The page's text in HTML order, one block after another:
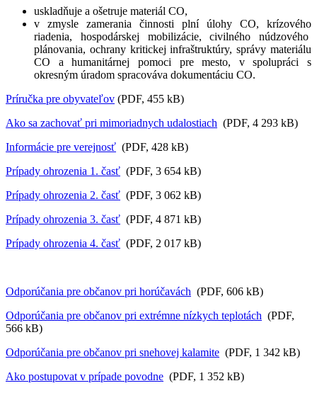
uskladňuje a ošetruje materiál CO,
v zmysle zamerania činnosti plní úlohy CO, krízového
riadenia, hospodárskej mobilizácie, civilného núdzového
plánovania, ochrany kritickej infraštruktúry, správy materiálu
CO a humanitárnej pomoci pre mesto, v spolupráci s
okresným úradom spracováva dokumentáciu CO.
Príručka pre obyvateľov (PDF, 455 kB)
Ako sa zachovať pri mimoriadnych udalostiach (PDF, 4 293 kB)
Informácie pre verejnosť (PDF, 428 kB)
Prípady ohrozenia 1. časť (PDF, 3 654 kB)
Prípady ohrozenia 2. časť (PDF, 3 062 kB)
Prípady ohrozenia 3. časť (PDF, 4 871 kB)
Prípady ohrozenia 4. časť (PDF, 2 017 kB)
Odporúčania pre občanov pri horúčavách (PDF, 606 kB)
Odporúčania pre občanov pri extrémne nízkych teplotách (PDF,
566 kB)
Odporúčania pre občanov pri snehovej kalamite (PDF, 1 342 kB)
Ako postupovat v prípade povodne (PDF, 1 352 kB)